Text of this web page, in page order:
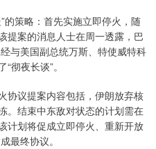
策略：首先实施立即停火，随
提案的消息人士在周一透露，巴
与美国副总统万斯、特使威特科
彻夜长谈”。
议提案内容包括，伊朗放弃核
。结束中东敌对状态的计划需在
计划将促成立即停火、重新开放
最终协议。